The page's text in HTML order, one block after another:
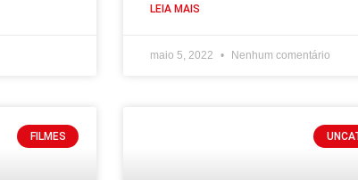
LEIA MAIS
maio 5, 2022 Nenhum comentário
FILMES